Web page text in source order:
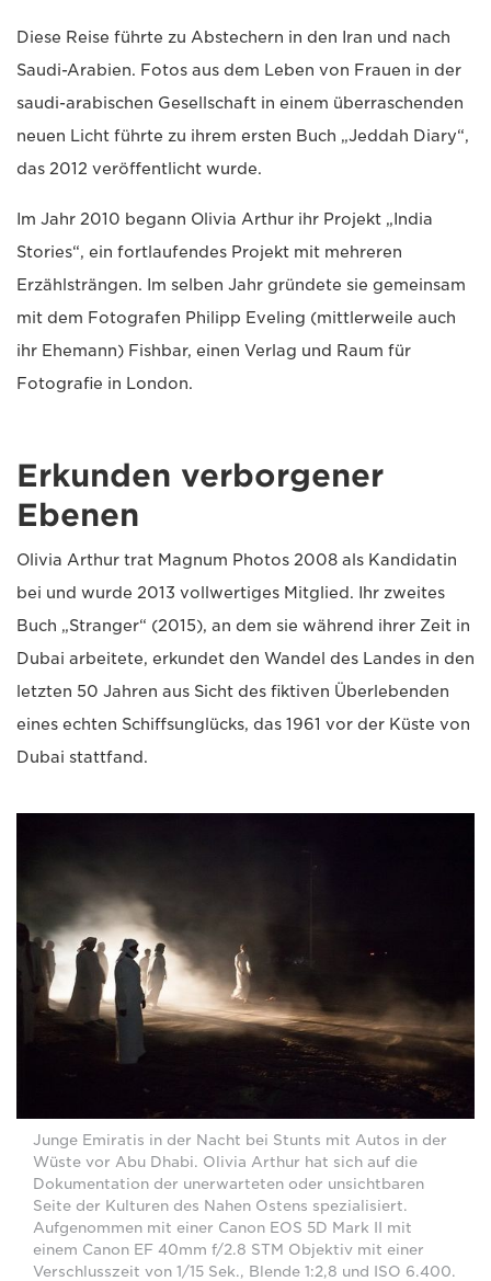
Diese Reise führte zu Abstechern in den Iran und nach
Saudi-Arabien. Fotos aus dem Leben von Frauen in der
saudi-arabischen Gesellschaft in einem überraschenden
neuen Licht führte zu ihrem ersten Buch „Jeddah Diary“,
das 2012 veröffentlicht wurde.
Im Jahr 2010 begann Olivia Arthur ihr Projekt „India
Stories“, ein fortlaufendes Projekt mit mehreren
Erzählsträngen. Im selben Jahr gründete sie gemeinsam
mit dem Fotografen Philipp Eveling (mittlerweile auch
ihr Ehemann) Fishbar, einen Verlag und Raum für
Fotografie in London.
Erkunden verborgener
Ebenen
Olivia Arthur trat Magnum Photos 2008 als Kandidatin
bei und wurde 2013 vollwertiges Mitglied. Ihr zweites
Buch „Stranger“ (2015), an dem sie während ihrer Zeit in
Dubai arbeitete, erkundet den Wandel des Landes in den
letzten 50 Jahren aus Sicht des fiktiven Überlebenden
eines echten Schiffsunglücks, das 1961 vor der Küste von
Dubai stattfand.
Junge Emiratis in der Nacht bei Stunts mit Autos in der
Wüste vor Abu Dhabi. Olivia Arthur hat sich auf die
Dokumentation der unerwarteten oder unsichtbaren
Seite der Kulturen des Nahen Ostens spezialisiert.
Aufgenommen mit einer Canon EOS 5D Mark II mit
einem Canon EF 40mm f/2.8 STM Objektiv mit einer
Verschlusszeit von 1/15 Sek., Blende 1:2,8 und ISO 6.400.